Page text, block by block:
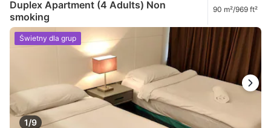
Duplex Apartment (4 Adults) Non
smoking
90 m²/969 ft²
1/9
Świetny dla grup